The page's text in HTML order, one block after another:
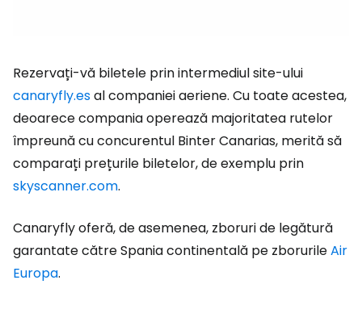
Rezervați-vă biletele prin intermediul site-ului
canaryfly.esal companiei aeriene. Cu toate acestea,
deoarece compania operează majoritatea rutelor
împreună cu concurentul Binter Canarias, merită să
comparați prețurile biletelor, de exemplu prin
skyscanner.com.
Canaryfly oferă, de asemenea, zboruri de legătură
garantate către Spania continentală pe zborurileAir
Europa.